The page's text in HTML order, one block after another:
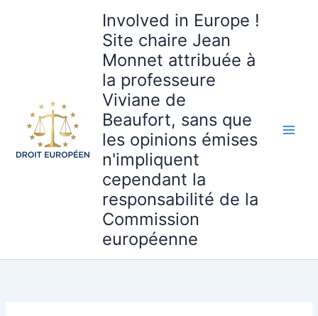
Involved in Europe !
Site chaire Jean
Monnet attribuée à
la professeure
Viviane de
Beaufort, sans que
les opinions émises
n'impliquent
cependant la
responsabilité de la
Commission
européenne